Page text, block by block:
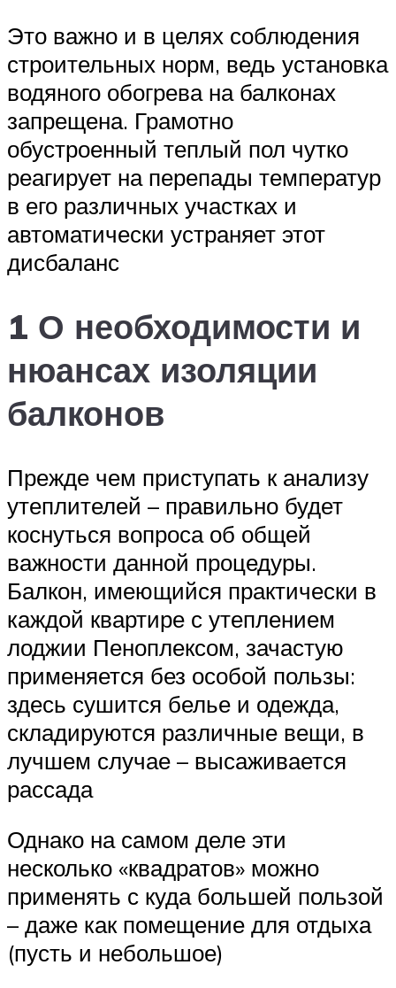
Это важно и в целях соблюдения
строительных норм, ведь установка
водяного обогрева на балконах
запрещена. Грамотно
обустроенный теплый пол чутко
реагирует на перепады температур
в его различных участках и
автоматически устраняет этот
дисбаланс
1 О необходимости и
нюансах изоляции
балконов
Прежде чем приступать к анализу
утеплителей – правильно будет
коснуться вопроса об общей
важности данной процедуры.
Балкон, имеющийся практически в
каждой квартире с утеплением
лоджии Пеноплексом, зачастую
применяется без особой пользы:
здесь сушится белье и одежда,
складируются различные вещи, в
лучшем случае – высаживается
рассада
Однако на самом деле эти
несколько «квадратов» можно
применять с куда большей пользой
– даже как помещение для отдыха
(пусть и небольшое)